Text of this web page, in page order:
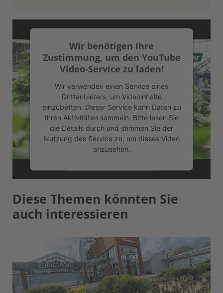
Wir benötigen Ihre
Zustimmung, um den YouTube
Video-Service zu laden!
Wir verwenden einen Service eines
Drittanbieters, um Videoinhalte
einzubetten. Dieser Service kann Daten zu
Ihren Aktivitäten sammeln. Bitte lesen Sie
die Details durch und stimmen Sie der
Nutzung des Service zu, um dieses Video
anzusehen.
Mehr Informationen
Akzeptieren
Diese Themen könnten Sie
auch interessieren